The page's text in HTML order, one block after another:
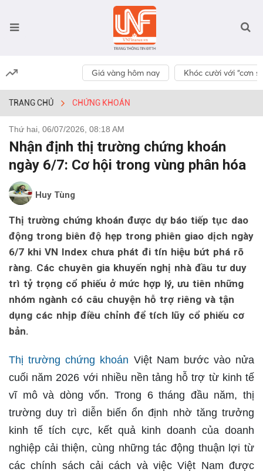
Giá vàng hôm nay Khóc cười với “cơn
TRANG CHỦ CHỨNG KHOÁN
Thứ hai, 06/07/2026, 08:18 AM
Nhận định thị trường chứng khoán
ngày 6/7: Cơ hội trong vùng phân hóa
Huy Tùng
Thị trường chứng khoán được dự báo tiếp tục dao
động trong biên độ hẹp trong phiên giao dịch ngày
6/7 khi VN Index chưa phát đi tín hiệu bứt phá rõ
ràng. Các chuyên gia khuyến nghị nhà đầu tư duy
trì tỷ trọng cổ phiếu ở mức hợp lý, ưu tiên những
nhóm ngành có câu chuyện hỗ trợ riêng và tận
dụng các nhịp điều chỉnh để tích lũy cổ phiếu cơ
bản.
Thị trường chứng khoán Việt Nam bước vào nửa
cuối năm 2026 với nhiều nền tảng hỗ trợ từ kinh tế
vĩ mô và dòng vốn. Trong 6 tháng đầu năm, thị
trường duy trì diễn biến ổn định nhờ tăng trưởng
kinh tế tích cực, kết quả kinh doanh của doanh
nghiệp cải thiện, cùng những tác động thuận lợi từ
các chính sách cải cách và việc Việt Nam được